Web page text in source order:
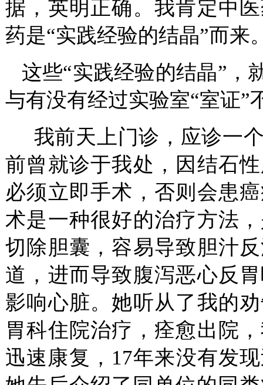
据，英明正确。我肯定中
药是“实践经验的结晶”而来
这些“实践经验的结晶”，
与有没有经过实验室“室证”
我前天上门诊，应诊一
前曾就诊于我处，因结石
必须立即手术，否则会患
术是一种很好的治疗方法
切除胆囊，容易导致胆汁
道，进而导致腹泻恶心反
影响心脏。她听从了我的
胃科住院治疗，痊愈出院
迅速康复，17年来没有发